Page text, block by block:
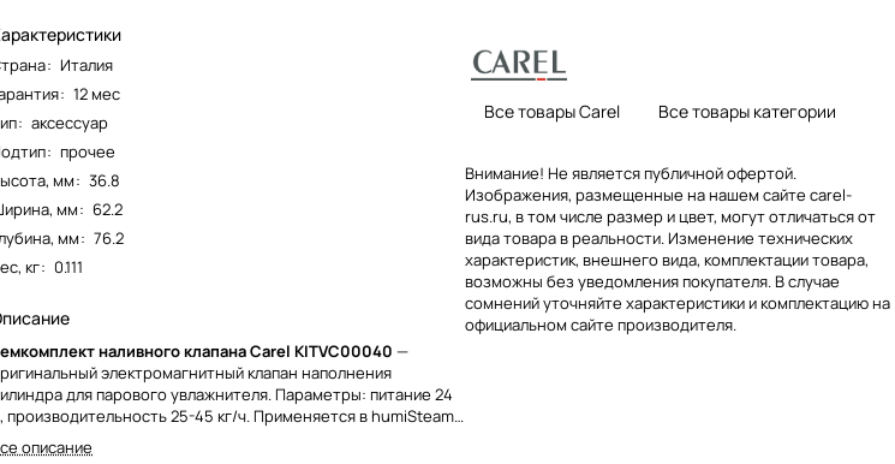
: Италия
: 12 мес
: аксессуар
: прочее
мм: 36.8
мм: 62.2
мм: 76.2
кг: 0.111
наливного клапана Carel KITVC00040 —
электромагнитный клапан наполнения
для парового увлажнителя. Параметры: питание 24
производительность 25-45 кг/ч. Применяется в humiSteam
UE035/UE045, heaterSteam UR020/UR027/UR040.
описание
Все товары Carel Все товары категории
Внимание! Не является публичной офертой.
Изображения, размещенные на нашем сайте carel-
rus.ru, в том числе размер и цвет, могут отличаться от
вида товара в реальности. Изменение технических
характеристик, внешнего вида, комплектации товара,
возможны без уведомления покупателя. В случае
сомнений уточняйте характеристики и комплектацию на
официальном сайте производителя.